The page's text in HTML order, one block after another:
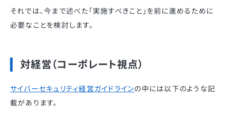
それでは、今まで述べた「実施すべきこと」を前に進めるために
必要なことを検討します。
対経営（コーポレート視点）
サイバーセキュリティ経営ガイドラインの中には以下のような記
載があります。